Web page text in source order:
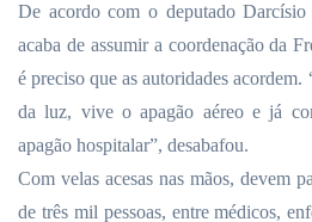
De acordo com o deputado
acaba de assumir a coordenação da
é preciso que as autoridades
da luz, vive o apagão aéreo e já
apagão hospitalar”, desabafou.
Com velas acesas nas mãos, devem
de três mil pessoas, entre médicos,